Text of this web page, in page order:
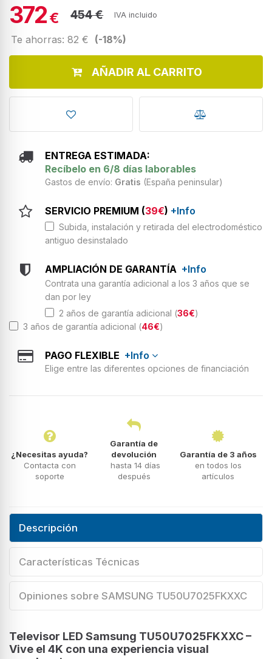
372€ 454 € IVA incluido
Te ahorras: 82 € (-18%)
AÑADIR AL CARRITO
ENTREGA ESTIMADA:
Recíbelo en 6/8 días laborables
Gastos de envío: Gratis (España peninsular)
SERVICIO PREMIUM (39€) +Info
Subida, instalación y retirada del electrodoméstico
antiguo desinstalado
AMPLIACIÓN DE GARANTÍA +Info
Contrata una garantía adicional a los 3 años que se
dan por ley
2 años de garantía adicional (36€)
3 años de garantía adicional (46€)
PAGO FLEXIBLE +Info
Elige entre las diferentes opciones de financiación
¿Necesitas ayuda?
Contacta con
soporte
Garantía de
devolución
hasta 14 días
después
Garantía de 3 años
en todos los
artículos
Descripción
Características Técnicas
Opiniones sobre SAMSUNG TU50U7025FKXXC
Televisor LED Samsung TU50U7025FKXXC –
Vive el 4K con una experiencia visual